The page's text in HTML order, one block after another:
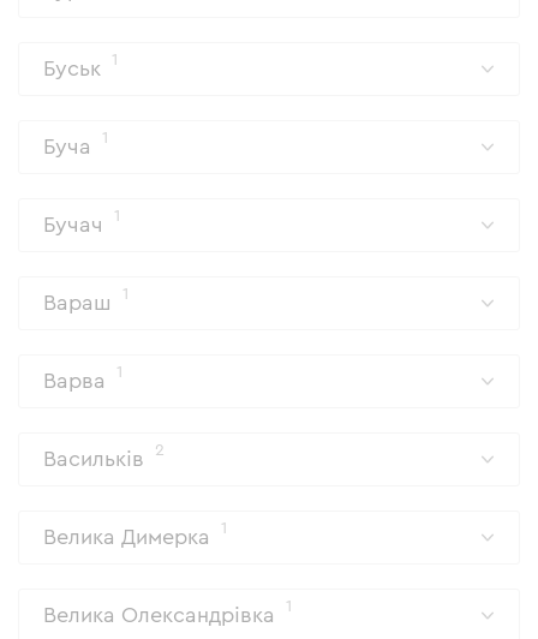
Буськ 1
Буча 1
Бучач 1
Вараш 1
Варва 1
Васильків 2
Велика Димерка 1
Велика Олександрівка 1